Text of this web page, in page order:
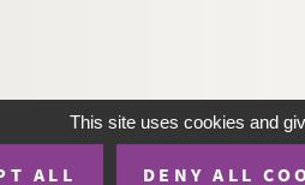
This site uses cookies and
ALL DENY ALL